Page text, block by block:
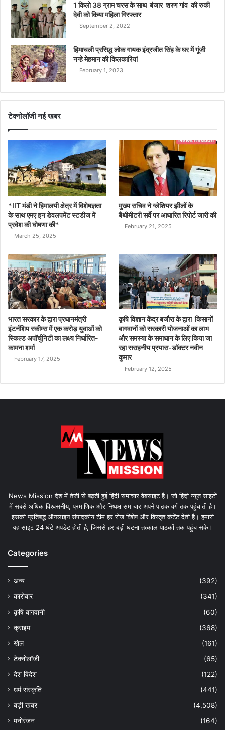
1 किलो 38 ग्राम चरस के साथ बंजार शरण गांव की रुकी
देवी को किया महिला गिरफ्तार
September 2, 2022
हिमाचली प्रसिद्ध लोक गायक इंद्रजीत सिंह के घर में गूंजी
नन्हे मेहमान की किलकारियां
February 1, 2023
टेक्नोलॉजी नई खबर
*IIT मंडी ने हिमालयी क्षेत्र में विशेषज्ञता
के साथ एमए इन डेवलपमेंट स्टडीज में
प्रवेश की घोषणा की*
March 25, 2025
मुख्य सचिव ने ग्लेशियर झीलों के
बैथीमीटरी सर्वे पर आधारित रिपोर्ट जारी की
February 21, 2025
भारत सरकार के द्वारा प्रधानमंत्री
इंटर्नशिप स्कीम्स में एक करोड़ युवाओं को
स्किल्ड अपॉर्चुनिटी का लक्ष्य निर्धारित-
कामना शर्मा
February 17, 2025
कृषि विज्ञान केंद्र बजौरा के द्वारा किसानों
बागवानों को सरकारी योजनाओं का लाभ
और समस्या के समाधान के लिए किया जा
रहा सराहनीय प्रयास-डॉक्टर नवीन
कुमार
February 12, 2025
News Mission देश में तेजी से बढ़ती हुई हिंदी समाचार वेबसाइट है। जो हिंदी न्यूज साइटों
में सबसे अधिक विश्वसनीय, प्रमाणिक और निष्पक्ष समाचार अपने पाठक वर्ग तक पहुंचाती है।
इसकी प्रतिबद्ध ऑनलाइन संपादकीय टीम हर रोज विशेष और विस्तृत कंटेंट देती है। हमारी
यह साइट 24 घंटे अपडेट होती है, जिससे हर बड़ी घटना तत्काल पाठकों तक पहुंच सके।
Categories
अन्य
(392)
कारोबार
(341)
कृषि बागवानी
(60)
क्राइम
(368)
खेल
(161)
टेक्नोलॉजी
(65)
देश विदेश
(122)
धर्म संस्कृति
(441)
बड़ी खबर
(4,508)
मनोरंजन
(164)